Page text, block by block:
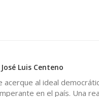
Luis Centeno
acerque al ideal
en el país. Una